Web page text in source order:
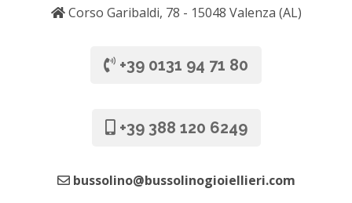
Corso Garibaldi, 78 - 15048 Valenza (AL)
+39 0131 94 71 80
+39 388 120 6249
bussolino@bussolinogioiellieri.com